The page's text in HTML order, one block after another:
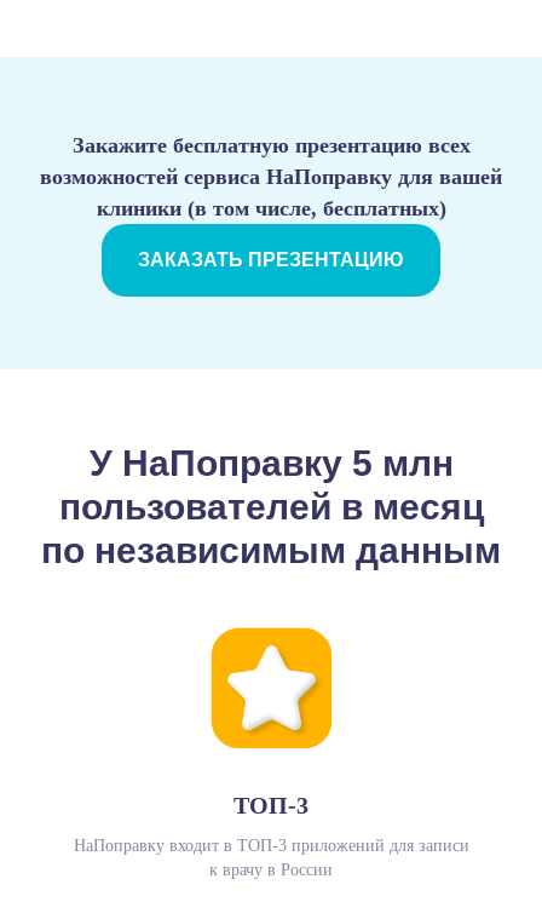
Закажите бесплатную презентацию всех
возможностей сервиса НаПоправку для вашей
клиники (в том числе, бесплатных)
ЗАКАЗАТЬ ПРЕЗЕНТАЦИЮ
У НаПоправку 5 млн
пользователей в месяц
по независимым данным
ТОП-3
НаПоправку входит в ТОП-3 приложений для записи
к врачу в России